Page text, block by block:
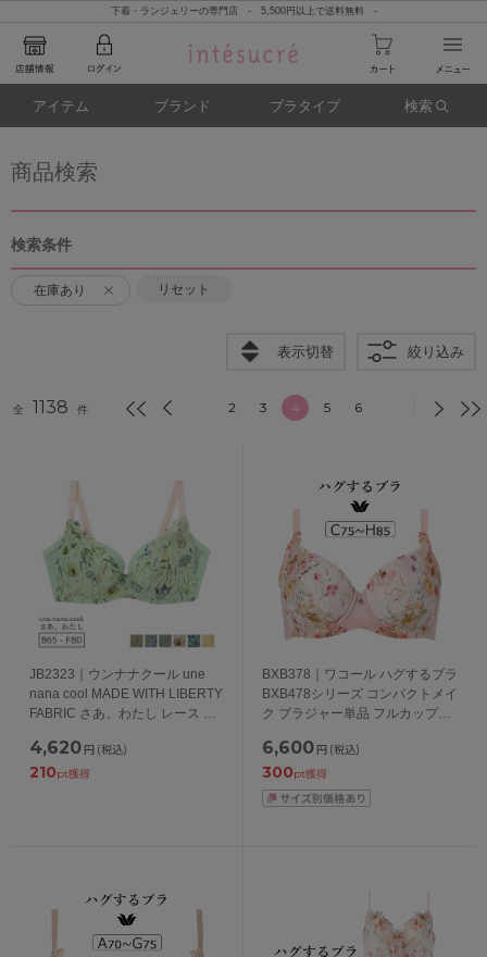
下着・ランジェリーの専門店 - 5,500円以上で送料無料 -
アイテム ブランド ブラタイプ 検索
商品検索
検索条件
在庫あり リセット
表示切替 絞り込み
全 1138 件 2 3 4 5 6
JB2323｜ウンナナクール une
nana cool MADE WITH LIBERTY
FABRIC さあ、わたし レース ブ
ダー 65/70/75/80cm
4,620 円 (税込)
210pt獲得
BXB378｜ワコール ハグするブラ
BXB478シリーズ コンパクトメイ
ク ブラジャー単品 フルカップ
70/75/80/85/90/95cm
6,600 円 (税込)
300pt獲得